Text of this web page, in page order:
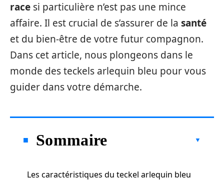
race si particulière n’est pas une mince
affaire. Il est crucial de s’assurer de la santé
et du bien-être de votre futur compagnon.
Dans cet article, nous plongeons dans le
monde des teckels arlequin bleu pour vous
guider dans votre démarche.
Sommaire
Les caractéristiques du teckel arlequin bleu